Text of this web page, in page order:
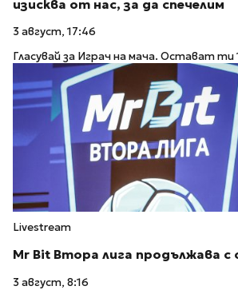
изисква от нас, за да спечелим
3 август, 17:46
Гласувай за Играч на мача. Остават ти
Livestream
Mr Bit Втора лига продължава с
3 август, 8:16